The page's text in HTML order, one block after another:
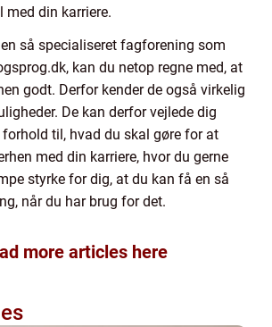
med din karriere.
så specialiseret fagforening som
kan du netop regne med, at
godt. Derfor kender de også virkelig
De kan derfor vejlede dig
til, hvad du skal gøre for at
med din karriere, hvor du gerne
styrke for dig, at du kan få en så
når du har brug for det.
more articles here